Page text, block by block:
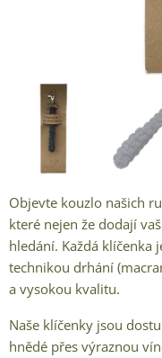
Objevte kouzlo našich
které nejen že dodají
hledání. Každá klíčenka
technikou drhání
a vysokou kvalitu.
Naše klíčenky jsou
hnědé přes výraznou